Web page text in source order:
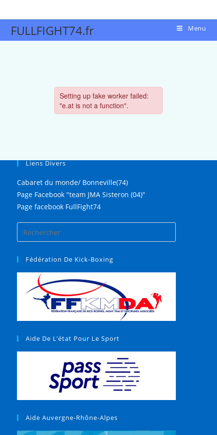
FULLFIGHT74.fr Menu
Liens Divers
Cabaret du monde/ Bonneville(74)
Page Facebook "team JMA Sisteron (04)"
Page facebook FullFight74
Fédération De Kick-Boxing
Aide De L’état Pour Le Sport
Aide Auvergne-Rhône-Alpes